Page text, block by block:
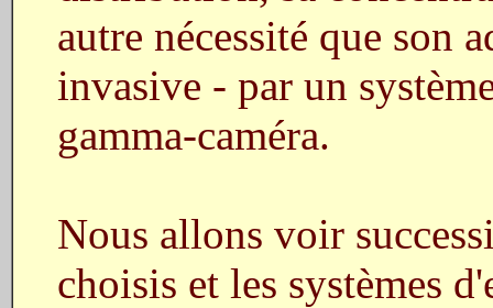
autre nécessité que son
invasive - par un
gamma-caméra.
Nous allons voir
choisis et les systèmes